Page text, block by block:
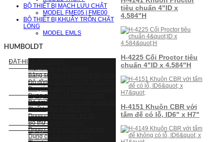
BỘ THIẾT BỊ MẠCH LƯU CHẤT
MODEL FME05 | FME00
BỘ THIẾT BỊ KHUẤY TRỘN CHẤT
LỎNG
MODEL EMLS
HUMBOLDT
ĐẤT-HIỆN TRƯỜNG
Mũi khoan & Bộ khoan
Bảng so màu
Độ đồng đều đầm chặt, độ cứng
Đo giá trị điện môi
Dụng cụ thử độ thấm Guelph
Độ ẩmThiết bị thử xuyên, búa đôi
Thiết bị thử xuyên động
Dụng cụ thử xuyên bỏ túi
Bộ thử xuyên Proctor
Dụng cụ thử xuyên, vòng lực
Dụng cụ thử xuyên tĩnh
tiêu chuẩn 4"ID x
4.584"H
H-4225 Cối Proctor tiêu
chuẩn 4"ID x 4.584"H
H-4151 Khuôn CBR với
tấm đế có lỗ, ID6" x H7"